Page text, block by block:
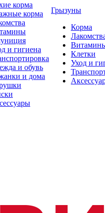
корма
корма
и гигиена
и обувь
и дома
Грызуны
Корма
Клетки
Уход и